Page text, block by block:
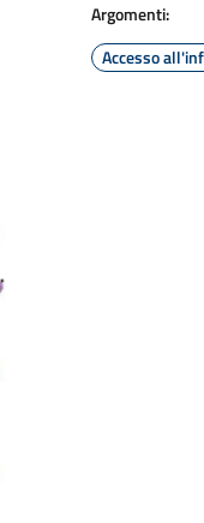
Argomenti:
Accesso